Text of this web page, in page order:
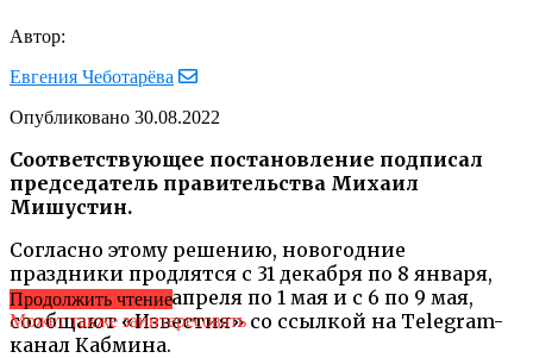
Автор:
Евгения Чеботарёва
Опубликовано 30.08.2022
Соответствующее постановление подписал
председатель правительства Михаил
Мишустин.
Согласно этому решению, новогодние
праздники продлятся с 31 декабря по 8 января,
майские — с 29 апреля по 1 мая и с 6 по 9 мая,
сообщают «Известия» со ссылкой на Telegram-
канал Кабмина.
Продолжить чтение
Может также заинтересовать